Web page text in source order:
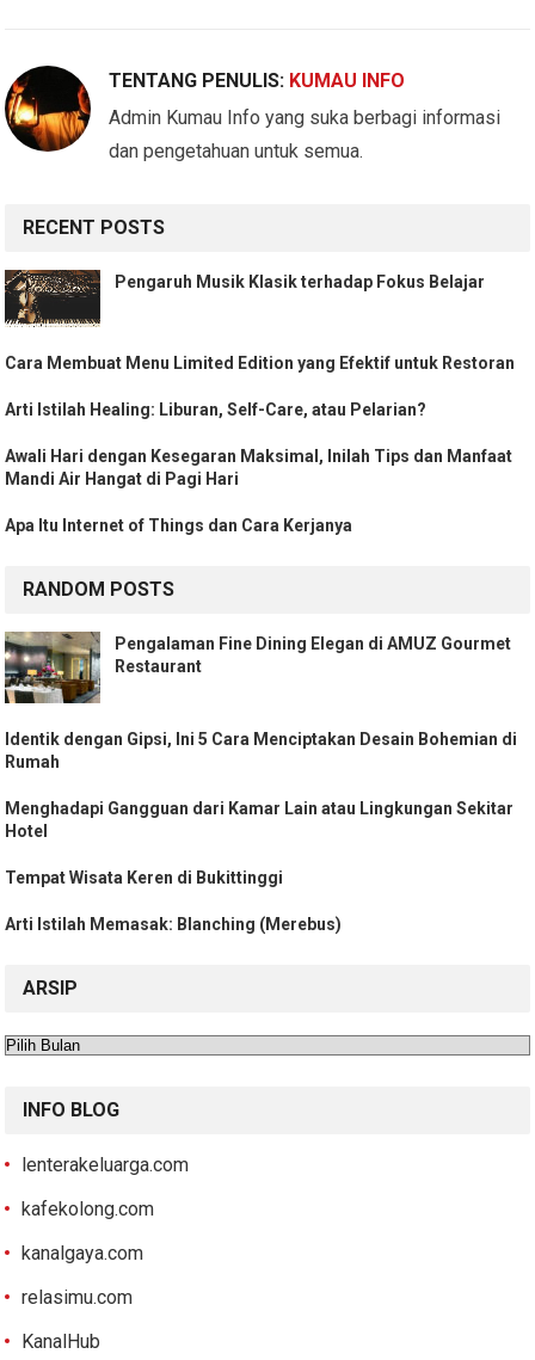
TENTANG PENULIS: KUMAU INFO
Admin Kumau Info yang suka berbagi informasi
dan pengetahuan untuk semua.
RECENT POSTS
Pengaruh Musik Klasik terhadap Fokus Belajar
Cara Membuat Menu Limited Edition yang Efektif untuk Restoran
Arti Istilah Healing: Liburan, Self-Care, atau Pelarian?
Awali Hari dengan Kesegaran Maksimal, Inilah Tips dan Manfaat
Mandi Air Hangat di Pagi Hari
Apa Itu Internet of Things dan Cara Kerjanya
RANDOM POSTS
Pengalaman Fine Dining Elegan di AMUZ Gourmet
Restaurant
Identik dengan Gipsi, Ini 5 Cara Menciptakan Desain Bohemian di
Rumah
Menghadapi Gangguan dari Kamar Lain atau Lingkungan Sekitar
Hotel
Tempat Wisata Keren di Bukittinggi
Arti Istilah Memasak: Blanching (Merebus)
ARSIP
Arsip
INFO BLOG
lenterakeluarga.com
kafekolong.com
kanalgaya.com
relasimu.com
KanalHub